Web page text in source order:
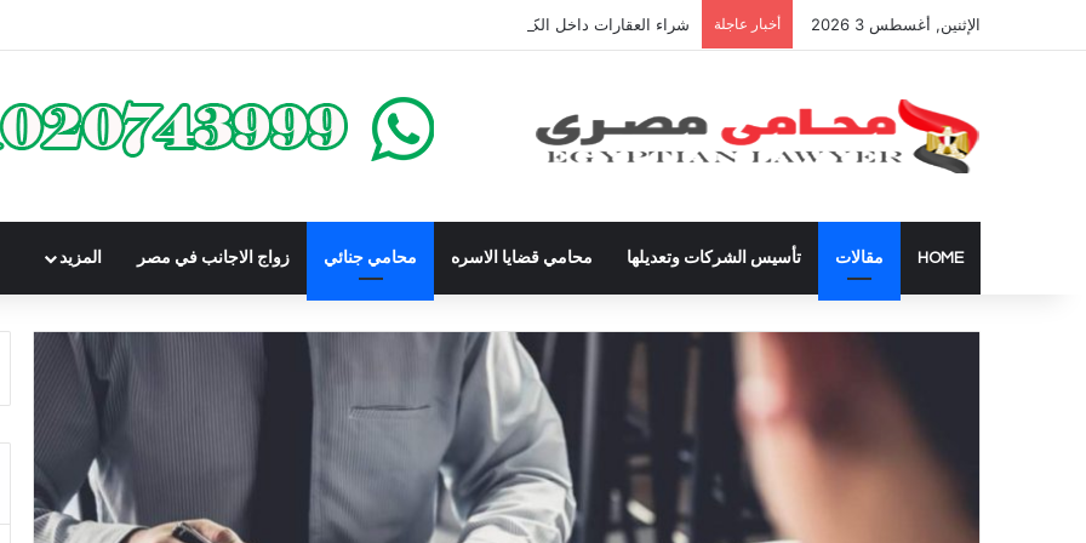
الإثنين, أغسطس 3 2026 أخبار عاجلة شراء العقارات داخل الكومباوندات تحت الإنشاء | أهم البنود التي تحمي المشتري في القانون المصري
HOME مقالات تأسيس الشركات وتعديلها محامي قضايا الاسره محامي جنائي زواج الاجانب في مصر المزيد